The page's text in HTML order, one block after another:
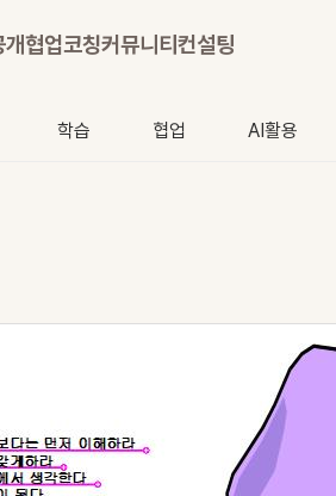
개협업코칭커뮤니티컨설팅
학습 협업 AI활용